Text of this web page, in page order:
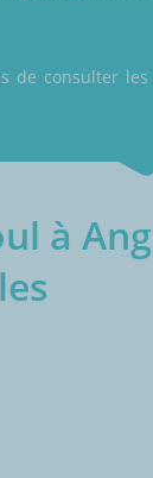
de consulter
à